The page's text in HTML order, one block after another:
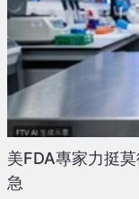
美FDA專家力挺
急